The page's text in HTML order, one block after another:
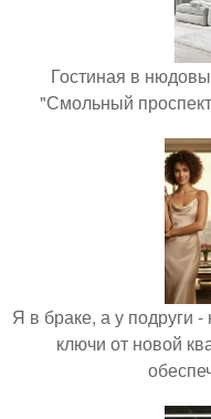
Гостиная в
"Смольный
Я в браке, а у подруги
ключи от новой